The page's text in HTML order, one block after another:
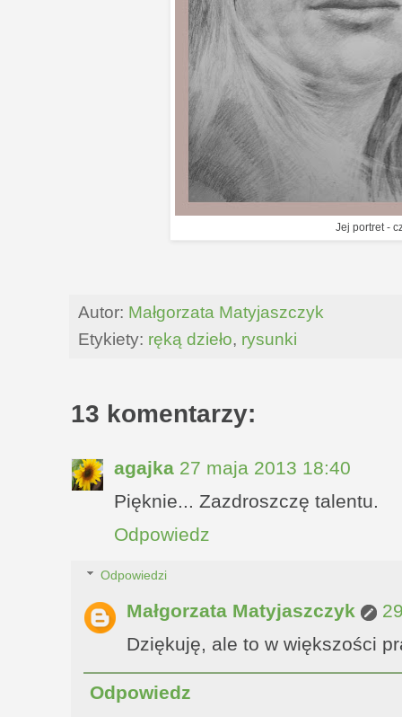
Jej portret -
Autor: Małgorzata Matyjaszczyk
Etykiety: ręką dzieło, rysunki
13 komentarzy:
agajka 27 maja 2013 18:40
Pięknie... Zazdroszczę talentu.
Odpowiedz
Odpowiedzi
Małgorzata Matyjaszczyk
Dziękuję, ale to w większości
Odpowiedz